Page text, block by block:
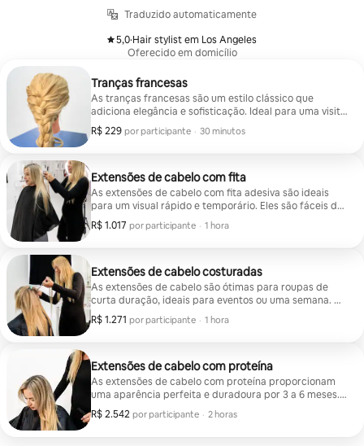
Traduzido automaticamente
5,0
, ·Hair stylist em Los Angeles
Oferecido em domicílio
Tranças francesas
As tranças francesas são um estilo clássico que
adiciona elegância e sofisticação. Ideal para uma visita
a Los Angeles.
R$ 229 por participante
R$ 229 por participante
, · 30 minutos
Extensões de cabelo com fita
As extensões de cabelo com fita adesiva são ideais
para um visual rápido e temporário. Eles são fáceis de
aplicar e manter por 4 a 6 semanas. Isso não inclui o
custo do cabelo, então podemos discutir isso antes do
R$ 1.017 por participante
R$ 1.017 por participante
, · 1 hora
Extensões de cabelo costuradas
As extensões de cabelo são ótimas para roupas de
curta duração, ideais para eventos ou uma semana. A
textura do seu cabelo e o cuidado afetarão os
resultados duradouros. O custo do cabelo não está
primeiro.
R$ 1.271 por participante
R$ 1.271 por participante
, · 1 hora
Extensões de cabelo com proteína
As extensões de cabelo com proteína proporcionam
uma aparência perfeita e duradoura por 3 a 6 meses.
Elas são projetadas para manter a saúde do seu
cabelo.
R$ 2.542 por participante
R$ 2.542 por participante
, · 2 horas